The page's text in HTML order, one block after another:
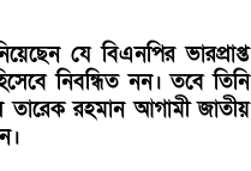
যে বিএনপির ভারপ্রাপ্ত
নিবন্ধিত নন। তবে তিনি
রহমান আগামী জাতীয়